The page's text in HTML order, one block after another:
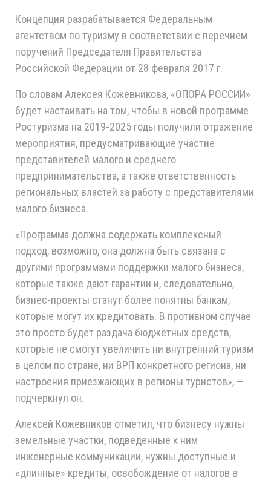
Концепция разрабатывается Федеральным
агентством по туризму в соответствии с перечнем
поручений Председателя Правительства
Российской Федерации от 28 февраля 2017 г.
По словам Алексея Кожевникова, «ОПОРА РОССИИ»
будет настаивать на том, чтобы в новой программе
Ростуризма на 2019-2025 годы получили отражение
мероприятия, предусматривающие участие
представителей малого и среднего
предпринимательства, а также ответственность
региональных властей за работу с представителями
малого бизнеса.
«Программа должна содержать комплексный
подход, возможно, она должна быть связана с
другими программами поддержки малого бизнеса,
которые также дают гарантии и, следовательно,
бизнес-проекты станут более понятны банкам,
которые могут их кредитовать. В противном случае
это просто будет раздача бюджетных средств,
которые не смогут увеличить ни внутренний туризм
в целом по стране, ни ВРП конкретного региона, ни
настроения приезжающих в регионы туристов», —
подчеркнул он.
Алексей Кожевников отметил, что бизнесу нужны
земельные участки, подведенные к ним
инженерные коммуникации, нужны доступные и
«длинные» кредиты, освобождение от налогов в